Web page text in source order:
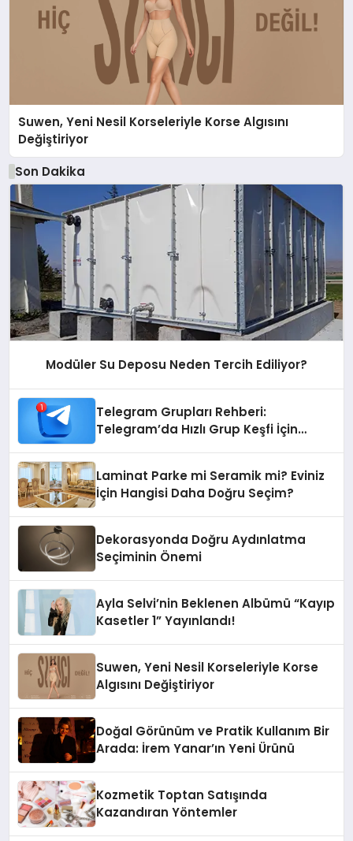
Suwen, Yeni Nesil Korseleriyle Korse Algısını
Değiştiriyor
Son Dakika
Modüler Su Deposu Neden Tercih Ediliyor?
Telegram Grupları Rehberi:
Telegram’da Hızlı Grup Keşfi İçin
Laminat Parke mi Seramik mi? Eviniz
İçin Hangisi Daha Doğru Seçim?
Dekorasyonda Doğru Aydınlatma
Seçiminin Önemi
Ayla Selvi’nin Beklenen Albümü “Kayıp
Kasetler 1” Yayınlandı!
Suwen, Yeni Nesil Korseleriyle Korse
Algısını Değiştiriyor
Doğal Görünüm ve Pratik Kullanım Bir
Arada: İrem Yanar’ın Yeni Ürünü
Kozmetik Toptan Satışında
Kazandıran Yöntemler